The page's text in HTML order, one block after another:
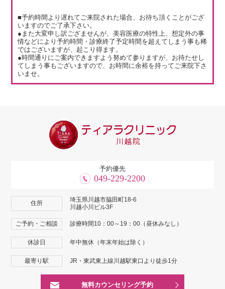
■予約時間より遅れてご来院された場合、お待ち頂くことがござ
いますのでご了承下さい。
●また大変申し訳ござませんが、美容医療の特性上、想定外の事
情などにより予約時間・診療終了予定時間を超えてしまう事も稀
ではございますが、起こり得ます。
●時間通りにご案内できますよう努めて参りますが、お待たせし
てしまう事もございますので、お時間に余裕を持ってご来院下さ
いませ。
予約優先
049-229-2200
住所
埼玉県川越市脇田町18-6
川越小川ビル3F
ご予約・ご相談 診療時間10：00～19：00（昼休みなし）
休診日 年中無休（年末年始は除く）
最寄り駅 JR・東武東上線川越駅東口より徒歩1分
無料カウンセリング予約